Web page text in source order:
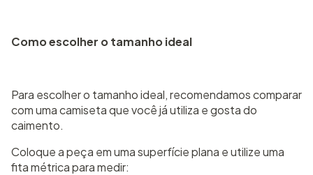
Como escolher o tamanho ideal
Para escolher o tamanho ideal, recomendamos comparar
com uma camiseta que você já utiliza e gosta do
caimento.
Coloque a peça em uma superfície plana e utilize uma
fita métrica para medir: